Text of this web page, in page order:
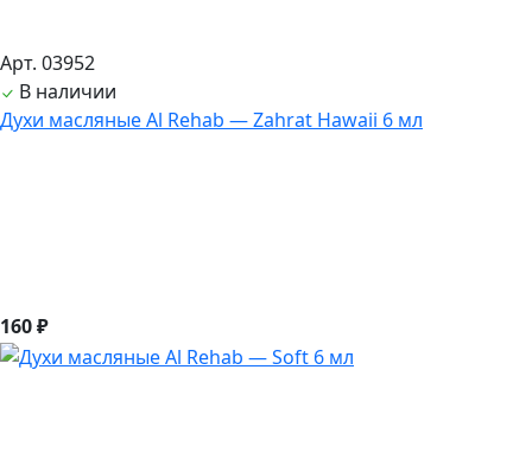
Арт. 03952
В наличии
Духи масляные Al Rehab — Zahrat Hawaii 6 мл
160 ₽